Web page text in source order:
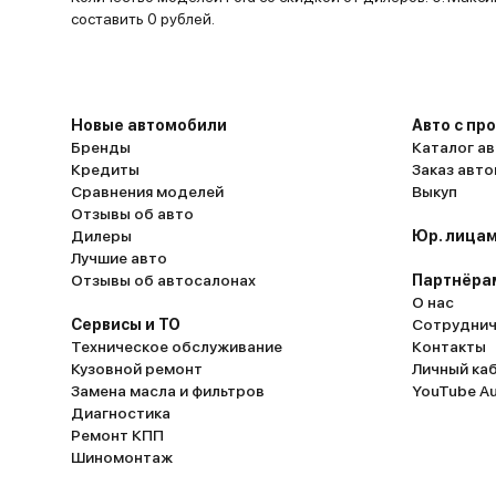
составить 0 рублей.
Новые автомобили
Бренды
Кредиты
Сравнения моделей
Отзывы об авто
Дилеры
Лучшие авто
Отзывы об автосалонах
Сервисы и ТО
Техническое обслуживание
Кузовной ремонт
Замена масла и фильтров
Диагностика
Ремонт КПП
Шиномонтаж
Авто с
Каталог
Заказ
Выкуп
Юр.
О нас
Контакты
Личный
YouTube